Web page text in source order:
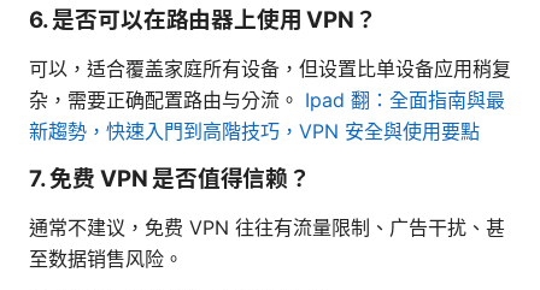
6. 是否可以在路由器上使用 VPN？
可以，适合覆盖家庭所有设备，但设置比单设备应用稍复
杂，需要正确配置路由与分流。 Ipad 翻：全面指南與最
新趨勢，快速入門到高階技巧，VPN 安全與使用要點
7. 免费 VPN 是否值得信赖？
通常不建议，免费 VPN 往往有流量限制、广告干扰、甚
至数据销售风险。